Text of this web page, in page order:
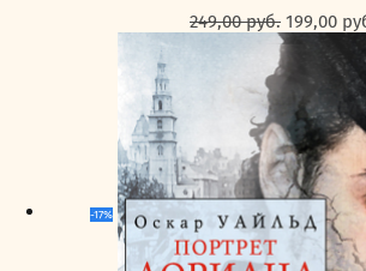
249,00руб.
цена
249,00
199,00
-17%